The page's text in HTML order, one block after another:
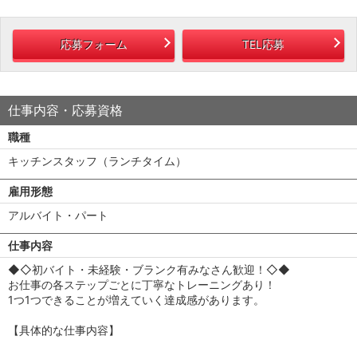
応募フォーム TEL応募
仕事内容・応募資格
職種
キッチンスタッフ（ランチタイム）
雇用形態
アルバイト・パート
仕事内容
◆◇初バイト・未経験・ブランク有みなさん歓迎！◇◆
お仕事の各ステップごとに丁寧なトレーニングあり！
1つ1つできることが増えていく達成感があります。
【具体的な仕事内容】